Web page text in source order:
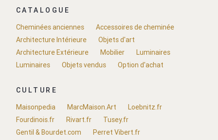
CATALOGUE
Cheminées anciennes
Accessoires de cheminée
Architecture Intérieure
Objets d'art
Architecture Extérieure
Mobilier
Luminaires
Luminaires
Objets vendus Option d'achat
CULTURE
Maisonpedia
MarcMaison.Art
Loebnitz.fr
Fourdinois.fr
Rivart.fr
Tusey.fr
Gentil & Bourdet.com
Perret Vibert.fr